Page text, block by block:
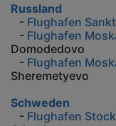
Russland
- Flughafen
- Flughafen
Domodedovo
- Flughafen
Sheremetyevo
Schweden
- Flughafen